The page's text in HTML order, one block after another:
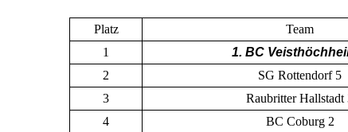
Platz Team
1
1. BC
2
SG Rottendorf 5
3
Raubritter Hallstadt
4
BC Coburg 2